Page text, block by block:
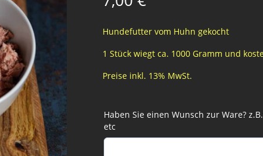
Hundefutter vom Huhn gekocht
1 Stück wiegt ca. 1000 Gramm und
Preise inkl. 13% MwSt.
Haben Sie einen Wunsch zur Ware?
etc